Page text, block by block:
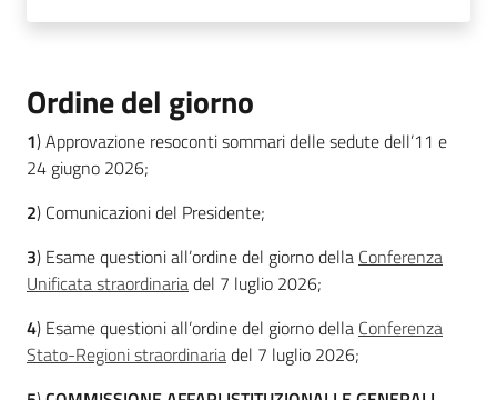
Newsletter
Seguici
su
Ordine del giorno
1) Approvazione resoconti sommari delle sedute dell’11 e
24 giugno 2026;
2) Comunicazioni del Presidente;
3) Esame questioni all’ordine del giorno della Conferenza
Unificata straordinariadel 7 luglio 2026;
4) Esame questioni all’ordine del giorno della Conferenza
Stato-Regioni straordinariadel 7 luglio 2026;